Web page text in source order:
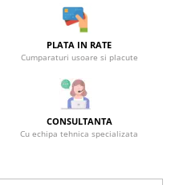
PLATA IN RATE
Cumparaturi usoare si placute
CONSULTANTA
Cu echipa tehnica specializata